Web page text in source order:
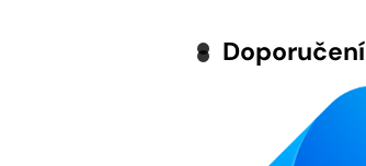
Doporučení